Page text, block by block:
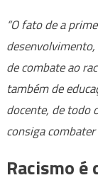
“O fato de a
de combate ao
também de
docente, de todo
consiga
Racismo é